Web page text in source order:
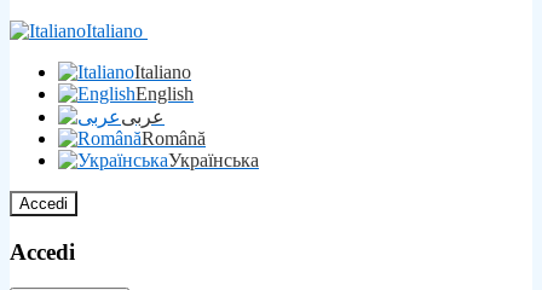
Italiano
Italiano
English
عربى
Română
Українська
Accedi
Accedi